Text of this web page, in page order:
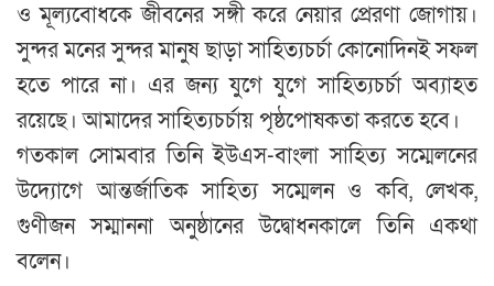
ও মূল্যবোধকে জীবনের সঙ্গী করে নেয়ার প্রেরণা জোগায়।
সুন্দর মনের সুন্দর মানুষ ছাড়া সাহিত্যচর্চা কোনোদিনই সফল
হতে পারে না। এর জন্য যুগে যুগে সাহিত্যচর্চা অব্যাহত
রয়েছে। আমাদের সাহিত্যচর্চায় পৃষ্ঠপোষকতা করতে হবে।
গতকাল সোমবার তিনি ইউএস-বাংলা সাহিত্য সম্মেলনের
উদ্যোগে আন্তর্জাতিক সাহিত্য সম্মেলন ও কবি, লেখক,
গুণীজন সম্মাননা অনুষ্ঠানের উদ্বোধনকালে তিনি একথা
বলেন।